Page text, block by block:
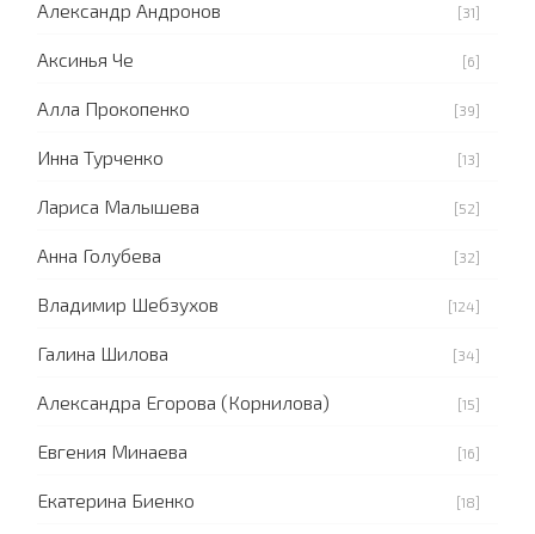
Александр Андронов [31]
Аксинья Че [6]
Алла Прокопенко [39]
Инна Турченко [13]
Лариса Малышева [52]
Анна Голубева [32]
Владимир Шебзухов [124]
Галина Шилова [34]
Александра Егорова (Корнилова) [15]
Евгения Минаева [16]
Екатерина Биенко [18]